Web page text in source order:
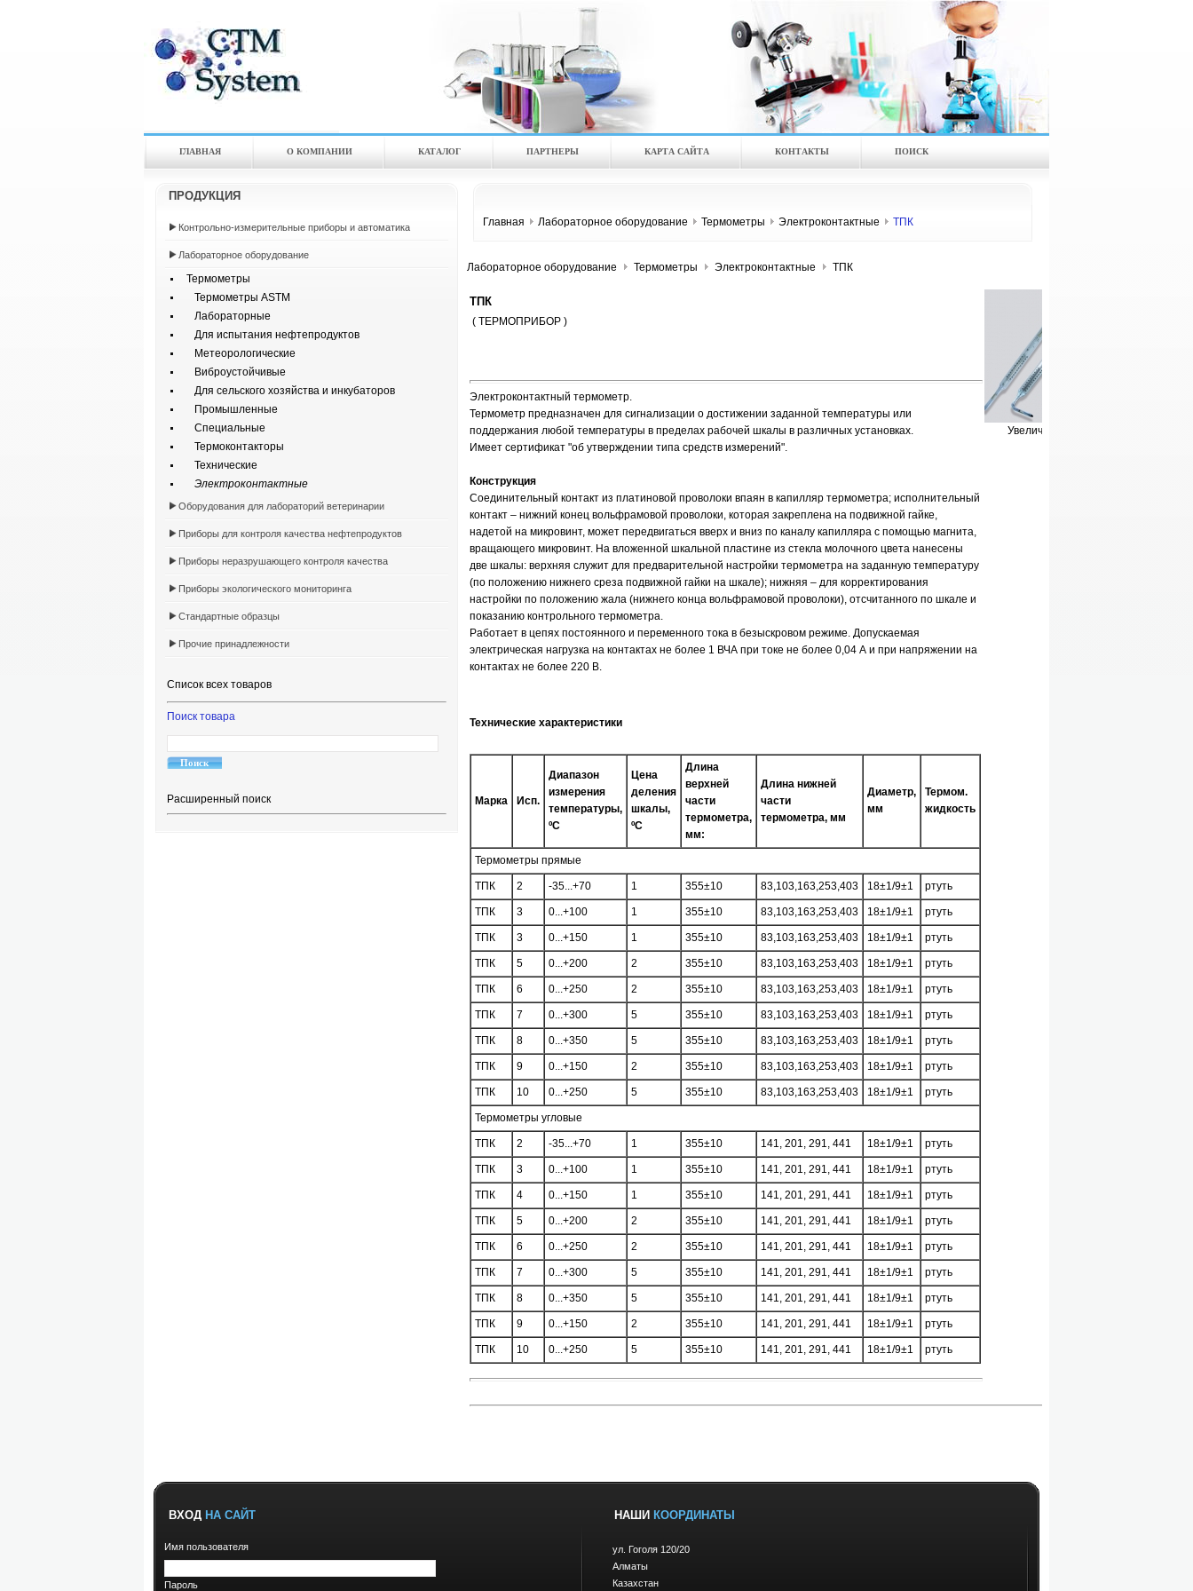
ГЛАВНАЯ О КОМПАНИИ КАТАЛOГ ПАРТНЕРЫ КАРТА САЙТА КОНТАКТЫ ПОИСК
ПРОДУКЦИЯ
Контрольно-измерительные приборы и автоматика
Лабораторное оборудование
Термометры
Термометры ASTM
Лабораторные
Для испытания нефтепродуктов
Метеорологические
Виброустойчивые
Для сельского хозяйства и инкубаторов
Промышленные
Специальные
Термоконтакторы
Технические
Электроконтактные
Оборудования для лабораторий ветеринарии
Приборы для контроля качества нефтепродуктов
Приборы неразрушающего контроля качества
Приборы экологического мониторинга
Стандартные образцы
Прочие принадлежности
Список всех товаров
Поиск товара
Расширенный поиск
Главная Лабораторное оборудование Термометры Электроконтактные ТПК
Лабораторное оборудование Термометры Электроконтактные ТПК
ТПК
( ТЕРМОПРИБОР )
Увеличить
Электроконтактный термометр.
Термометр предназначен для сигнализации о достижении заданной температуры или
поддержания любой температуры в пределах рабочей шкалы в различных установках.
Имеет сертификат "об утверждении типа средств измерений".
Конструкция
Соединительный контакт из платиновой проволоки впаян в капилляр термометра; исполнительный
контакт – нижний конец вольфрамовой проволоки, которая закреплена на подвижной гайке,
надетой на микровинт, может передвигаться вверх и вниз по каналу капилляра с помощью магнита,
вращающего микровинт. На вложенной шкальной пластине из стекла молочного цвета нанесены
две шкалы: верхняя служит для предварительной настройки термометра на заданную температуру
(по положению нижнего среза подвижной гайки на шкале); нижняя – для корректирования
настройки по положению жала (нижнего конца вольфрамовой проволоки), отсчитанного по шкале и
показанию контрольного термометра.
Работает в цепях постоянного и переменного тока в безыскровом режиме. Допускаемая
электрическая нагрузка на контактах не более 1 ВЧА при токе не более 0,04 А и при напряжении на
контактах не более 220 В.
Технические характеристики
Марка Исп.
Диапазон
измерения
температуры,
ºC
Цена
деления
шкалы,
ºC
Длина
верхней
части
термометра,
мм:
Длина нижней
части
термометра, мм
Диаметр,
мм
Термом.
жидкость
Термометры прямые
ТПК 2 -35...+70 1 355±10 83,103,163,253,403 18±1/9±1 ртуть
ТПК 3 0...+100 1 355±10 83,103,163,253,403 18±1/9±1 ртуть
ТПК 3 0...+150 1 355±10 83,103,163,253,403 18±1/9±1 ртуть
ТПК 5 0...+200 2 355±10 83,103,163,253,403 18±1/9±1 ртуть
ТПК 6 0...+250 2 355±10 83,103,163,253,403 18±1/9±1 ртуть
ТПК 7 0...+300 5 355±10 83,103,163,253,403 18±1/9±1 ртуть
ТПК 8 0...+350 5 355±10 83,103,163,253,403 18±1/9±1 ртуть
ТПК 9 0...+150 2 355±10 83,103,163,253,403 18±1/9±1 ртуть
ТПК 10 0...+250 5 355±10 83,103,163,253,403 18±1/9±1 ртуть
Термометры угловые
ТПК 2 -35...+70 1 355±10 141, 201, 291, 441 18±1/9±1 ртуть
ТПК 3 0...+100 1 355±10 141, 201, 291, 441 18±1/9±1 ртуть
ТПК 4 0...+150 1 355±10 141, 201, 291, 441 18±1/9±1 ртуть
ТПК 5 0...+200 2 355±10 141, 201, 291, 441 18±1/9±1 ртуть
ТПК 6 0...+250 2 355±10 141, 201, 291, 441 18±1/9±1 ртуть
ТПК 7 0...+300 5 355±10 141, 201, 291, 441 18±1/9±1 ртуть
ТПК 8 0...+350 5 355±10 141, 201, 291, 441 18±1/9±1 ртуть
ТПК 9 0...+150 2 355±10 141, 201, 291, 441 18±1/9±1 ртуть
ТПК 10 0...+250 5 355±10 141, 201, 291, 441 18±1/9±1 ртуть
ВХОД НА САЙТ
Имя пользователя
Пароль
НАШИ КООРДИНАТЫ
ул. Гоголя 120/20
Алматы
Казахстан